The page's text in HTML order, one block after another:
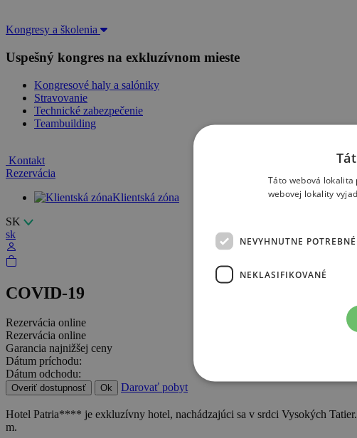
Kongresy a školenia
Uspešný kongres na exkluzívnom mieste
Kongresové haly a salóniky
Stravovanie
Technické zabezpečenie
Teambuilding
Kontakt
Rezervácia
Klientská zóna
SK
sk
COVID-19
Rezervácia online
Rezervácia online
Garancia najnižšej ceny
Dátum príchodu:
Dátum odchodu:
Overiť dostupnosť Ok Darovať pobyt
Hotel Patria**** je exkluzívny hotel, nachádzajúci sa v srdci Vysokých
m.
Táto webová lokalita
webovej lokality
NEVYHNUTNE POTREBNÉ
NEKLASIFIKOVANÉ